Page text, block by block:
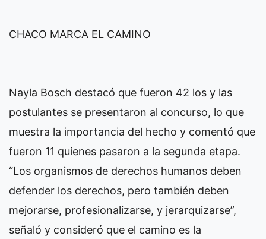
CHACO MARCA EL CAMINO
Nayla Bosch destacó que fueron 42 los y las
postulantes se presentaron al concurso, lo que
muestra la importancia del hecho y comentó que
fueron 11 quienes pasaron a la segunda etapa.
“Los organismos de derechos humanos deben
defender los derechos, pero también deben
mejorarse, profesionalizarse, y jerarquizarse”,
señaló y consideró que el camino es la